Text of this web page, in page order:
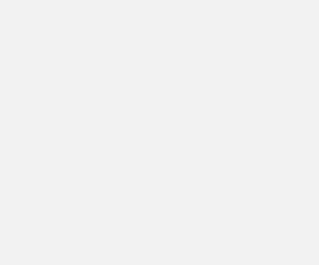
безопасности удобно и
безопасности и